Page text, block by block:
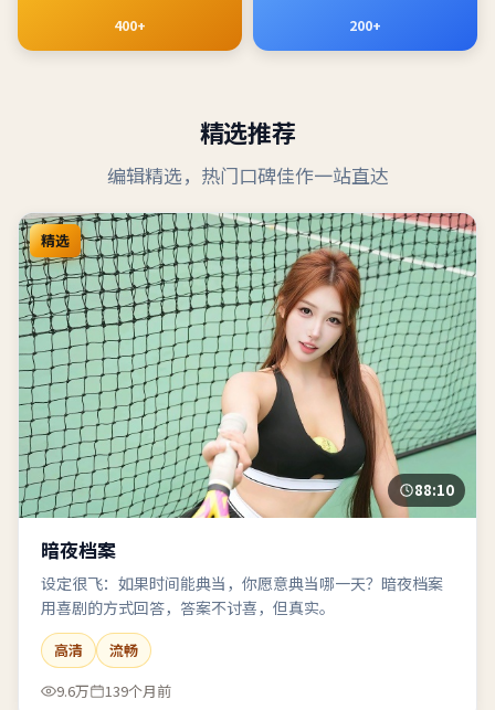
400+ 200+
精选推荐
编辑精选，热门口碑佳作一站直达
精选
88:10
暗夜档案
设定很飞：如果时间能典当，你愿意典当哪一天？暗夜档案
用喜剧的方式回答，答案不讨喜，但真实。
高清
流畅
9.6万
139个月前